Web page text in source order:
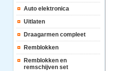
Auto elektronica
Uitlaten
Draagarmen compleet
Remblokken
Remblokken en
remschijven set